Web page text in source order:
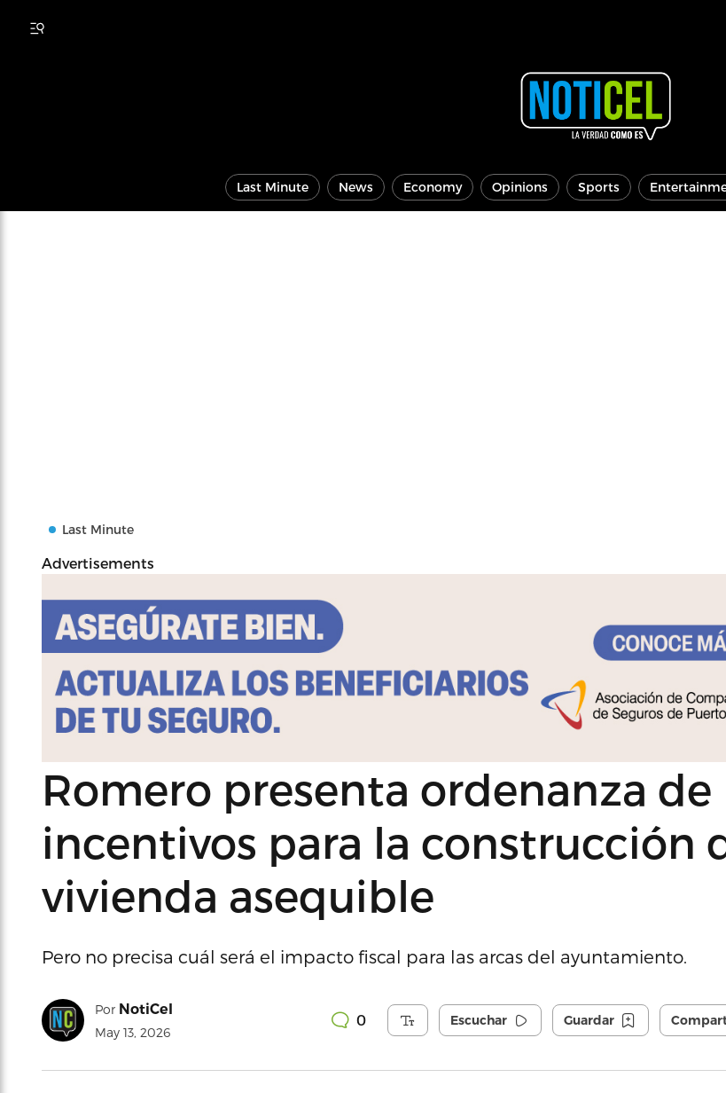
Last Minute News Economy Opinions Sports
Last Minute
Advertisements
Romero presenta ordenanza de
incentivos para la construcción
vivienda asequible
Pero no precisa cuál será el impacto fiscal para las arcas del ayuntamiento.
Por NotiCel
May 13, 2026
0 Escuchar Guardar